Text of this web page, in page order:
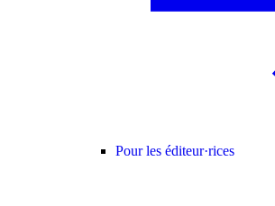
Pour les éditeur·rices